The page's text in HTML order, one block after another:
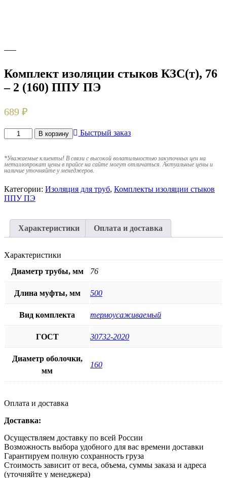
Комплект изоляции стыков КЗС(т), 76
– 2 (160) ППУ ПЭ
689 ₽
В корзину Быстрый заказ
*Уважаемые клиенты! В связи с высокой волатильностью закупочных цен на
металлопрокат цены в прайсе на сайте могут отличаться. Актуальные цены и
наличие уточняйте у менеджеров.
Категории: Изоляция для труб, Комплекты изоляции стыков
ППУ ПЭ
Характеристики Оплата и доставка
Характеристики
Диаметр трубы, мм
76
Длина муфты, мм 500
Вид комплекта термоусаживаемый
ГОСТ 30732-2020
Диаметр оболочки,
мм
160
Оплата и доставка
Доставка:
Осуществляем доставку по всей России
Возможность выбора удобного для вас времени доставки
Гарантируем полную сохранность груза
Стоимость зависит от веса, объема, суммы заказа и адреса
(уточняйте у менеджера)